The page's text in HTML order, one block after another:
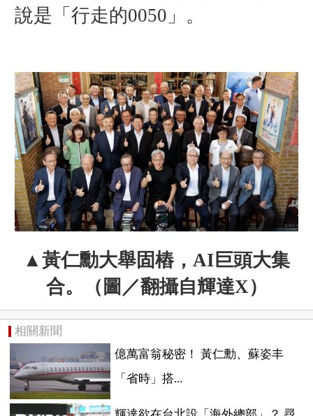
說是「行走的0050」。
▲ 黃仁勳大舉固樁， AI巨頭大集
合。（圖／翻攝自輝達X）
相關新聞
億萬富翁秘密！ 黃仁勳、蘇姿丰
「省時」搭...